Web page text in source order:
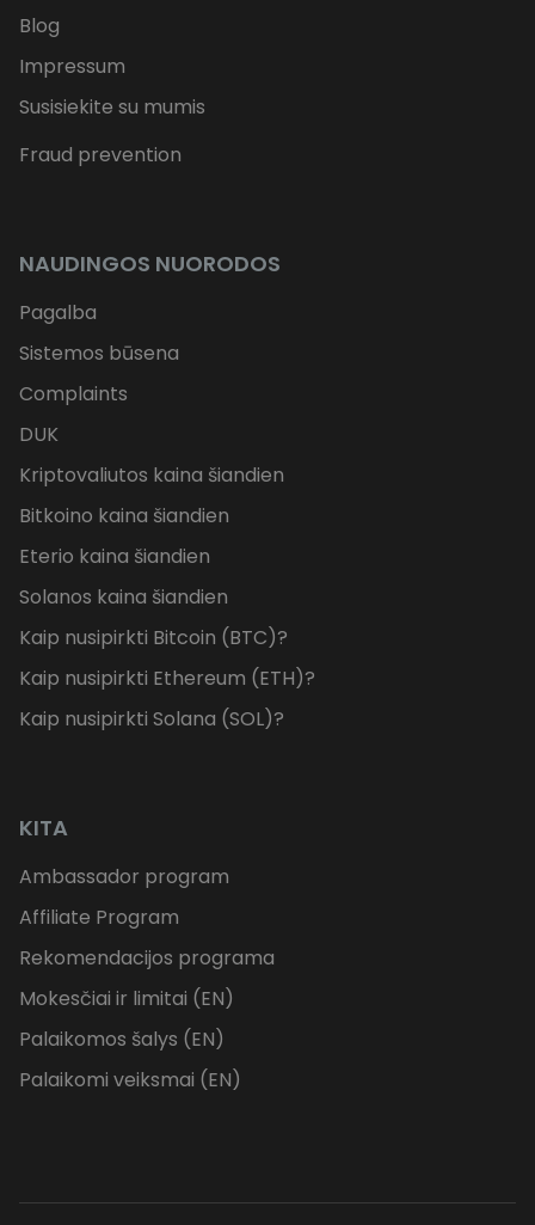
Blog
Impressum
Susisiekite su mumis
Fraud prevention
NAUDINGOS NUORODOS
Pagalba
Sistemos būsena
Complaints
DUK
Kriptovaliutos kaina šiandien
Bitkoino kaina šiandien
Eterio kaina šiandien
Solanos kaina šiandien
Kaip nusipirkti Bitcoin (BTC)?
Kaip nusipirkti Ethereum (ETH)?
Kaip nusipirkti Solana (SOL)?
KITA
Ambassador program
Affiliate Program
Rekomendacijos programa
Mokesčiai ir limitai (EN)
Palaikomos šalys (EN)
Palaikomi veiksmai (EN)